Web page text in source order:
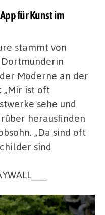
für Kunst im
stammt von
Dortmunderin
Moderne an der
„Mir ist oft
sehe und
herausfinden
„Da sind oft
sind